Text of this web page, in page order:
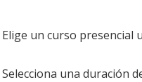
Elige un curso presencial
Selecciona una duración